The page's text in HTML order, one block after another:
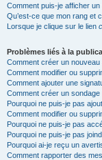
Comment puis-je afficher un
Qu’est-ce que mon rang et
Lorsque je clique sur le lien
Problèmes liés à la
Comment créer un
Comment modifier ou
Comment ajouter une
Comment créer un sondage
Pourquoi ne puis-je pas
Comment modifier ou
Pourquoi ne puis-je pas
Pourquoi ne puis-je pas
Pourquoi ai-je reçu un
Comment rapporter des